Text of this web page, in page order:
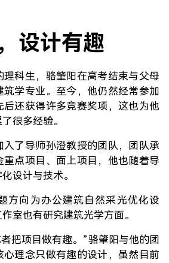
设计有趣
科生，骆肇阳在高考结束与父母
筑学专业。至今，他仍然经常参加
还获得许多竞赛奖项，这也为他
很多经验。
入了导师孙澄教授的团队，团队承
重点项目、面上项目，他也随着导
设计与技术。
方向为办公建筑自然采光优化设
室也有研究建筑光学方面。
把项目做有趣。”骆肇阳与他的团
心理念只做有趣的设计，虽然目前